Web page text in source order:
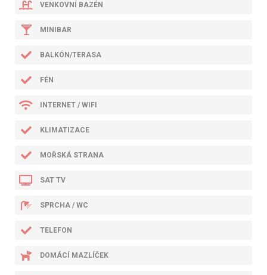
VENKOVNÍ BAZÉN
MINIBAR
BALKÓN/TERASA
FÉN
INTERNET / WIFI
KLIMATIZACE
MOŘSKÁ STRANA
SAT TV
SPRCHA / WC
TELEFON
DOMÁCÍ MAZLÍČEK